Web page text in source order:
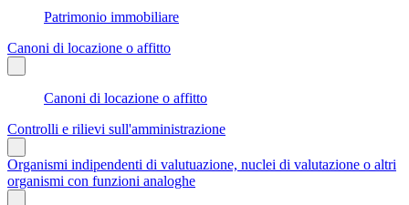
Patrimonio immobiliare
Canoni di locazione o affitto
Canoni di locazione o affitto
Controlli e rilievi sull'amministrazione
Organismi indipendenti di valutuazione, nuclei di valutazione o altri
organismi con funzioni analoghe